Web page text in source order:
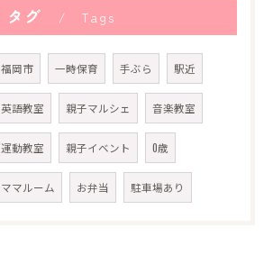
タグ Tags
福岡市 一時保育 手ぶら 駅近
英語教室 親子マルシェ 音楽教室
運動教室 親子イベント 0歳
ママルーム お弁当 駐車場あり